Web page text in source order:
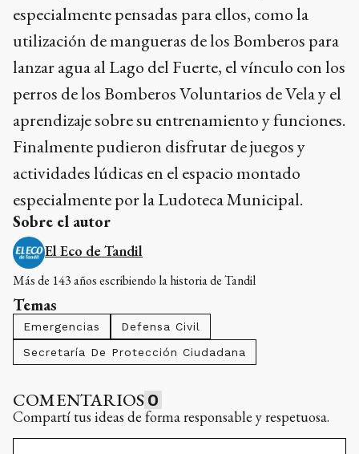
especialmente pensadas para ellos, como la
utilización de mangueras de los Bomberos para
lanzar agua al Lago del Fuerte, el vínculo con los
perros de los Bomberos Voluntarios de Vela y el
aprendizaje sobre su entrenamiento y funciones.
Finalmente pudieron disfrutar de juegos y
actividades lúdicas en el espacio montado
especialmente por la Ludoteca Municipal.
Sobre el autor
El Eco de Tandil
Más de 143 años escribiendo la historia de Tandil
Temas
Emergencias
Defensa Civil
Secretaría De Protección Ciudadana
COMENTARIOS 0
Compartí tus ideas de forma responsable y respetuosa.